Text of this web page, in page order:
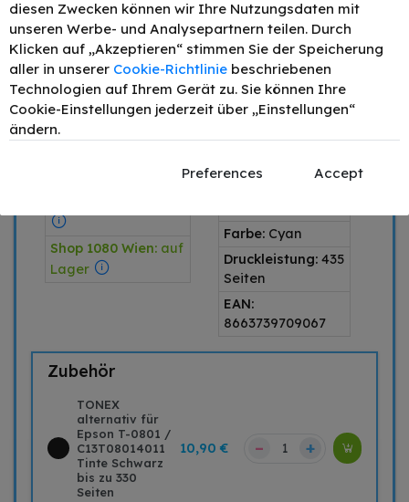
SPARE 10,46 €
IM VERGLEICH
ZUM ORIGINAL
Lieferung am selben
Tag in Wien
Shop 1080 Wien: auf
Lager
Produkttyp:
alternativ
Produktart:Tinte
Artikelnummer:
150834
OEM-Teilenr.:
Farbe: Cyan
Druckleistung: 435
Seiten
EAN:
8663739709067
Zubehör
TONEX
alternativ für
Epson T-0801 /
C13T08014011
Tinte Schwarz
bis zu 330
Seiten
10,90 € – +
diesen Zwecken können wir Ihre Nutzungsdaten mit
unseren Werbe- und Analysepartnern teilen. Durch
Klicken auf „Akzeptieren“ stimmen Sie der Speicherung
aller in unserer Cookie-Richtlinie beschriebenen
Technologien auf Ihrem Gerät zu. Sie können Ihre
Cookie-Einstellungen jederzeit über „Einstellungen“
ändern.
Preferences Accept